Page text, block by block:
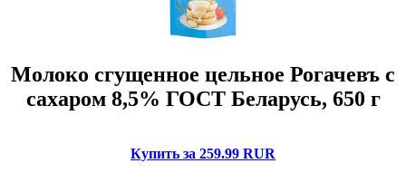
Молоко сгущенное цельное Рогачевъ с
сахаром 8,5% ГОСТ Беларусь, 650 г
Купить за 259.99 RUR